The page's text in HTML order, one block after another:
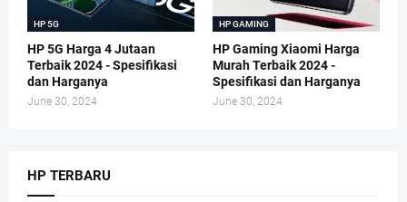
HP 5G
HP 5G Harga 4 Jutaan
Terbaik 2024 - Spesifikasi
dan Harganya
June 30, 2024
HP GAMING
HP Gaming Xiaomi Harga
Murah Terbaik 2024 -
Spesifikasi dan Harganya
June 30, 2024
HP TERBARU